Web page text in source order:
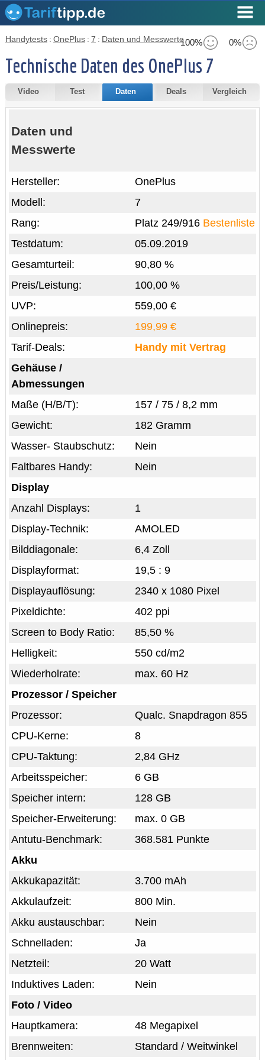
100% 0%
Handytests : OnePlus : 7 : Daten und Messwerte
Technische Daten des OnePlus 7
Video Test Daten Deals Vergleich
Daten und
Messwerte
OnePlus
Hersteller:
7
Modell:
Platz 249/916 Bestenliste
Rang:
05.09.2019
Testdatum:
90,80 %
Gesamturteil:
100,00 %
Preis/Leistung:
559,00 €
UVP:
199,99 €
Onlinepreis:
Handy mit Vertrag
Tarif-Deals:
Gehäuse /
Abmessungen
157 / 75 / 8,2 mm
Maße (H/B/T):
182 Gramm
Gewicht:
Nein
Wasser- Staubschutz:
Nein
Faltbares Handy:
Display
1
Anzahl Displays:
AMOLED
Display-Technik:
6,4 Zoll
Bilddiagonale:
19,5 : 9
Displayformat:
2340 x 1080 Pixel
Displayauflösung:
402 ppi
Pixeldichte:
85,50 %
Screen to Body Ratio:
550 cd/m2
Helligkeit:
max. 60 Hz
Wiederholrate:
Prozessor / Speicher
Qualc. Snapdragon 855
Prozessor:
8
CPU-Kerne:
2,84 GHz
CPU-Taktung:
6 GB
Arbeitsspeicher:
128 GB
Speicher intern:
max. 0 GB
Speicher-Erweiterung:
368.581 Punkte
Antutu-Benchmark:
Akku
3.700 mAh
Akkukapazität:
800 Min.
Akkulaufzeit:
Nein
Akku austauschbar:
Ja
Schnelladen:
20 Watt
Netzteil:
Nein
Induktives Laden:
Foto / Video
48 Megapixel
Hauptkamera:
Standard / Weitwinkel
Brennweiten: